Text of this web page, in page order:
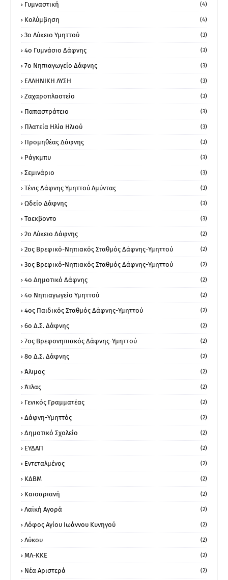
Γυμναστική (4)
Κολύμβηση (4)
3ο Λύκειο Υμηττού (3)
4ο Γυμνάσιο Δάφνης (3)
7ο Νηπιαγωγείο Δάφνης (3)
ΕΛΛΗΝΙΚΗ ΛΥΣΗ (3)
Ζαχαροπλαστείο (3)
Παπαστράτειο (3)
Πλατεία Ηλία Ηλιού (3)
Προμηθέας Δάφνης (3)
Ράγκμπυ (3)
Σεμινάριο (3)
Τένις Δάφνης Υμηττού Αμύντας (3)
Ωδείο Δάφνης (3)
Ταεκβοντο (3)
2ο Λύκειο Δάφνης (2)
2ος Βρεφικό-Νηπιακός Σταθμός Δάφνης-Υμηττού (2)
3ος Βρεφικό-Νηπιακός Σταθμός Δάφνης-Υμηττού (2)
4ο Δημοτικό Δάφνης (2)
4ο Νηπιαγωγείο Υμηττού (2)
4ος Παιδικός Σταθμός Δάφνης-Υμηττού (2)
6ο Δ.Σ. Δάφνης (2)
7ος Βρεφονηπιακός Δάφνης-Υμηττού (2)
8ο Δ.Σ. Δάφνης (2)
Άλιμος (2)
Άτλας (2)
Γενικός Γραμματέας (2)
Δάφνη-Υμηττός (2)
Δημοτικό Σχολείο (2)
ΕΥΔΑΠ (2)
Εντεταλμένος (2)
ΚΔΒΜ (2)
Καισαριανή (2)
Λαϊκή Αγορά (2)
Λόφος Αγίου Ιωάννου Κυνηγού (2)
Λύκου (2)
ΜΛ-ΚΚΕ (2)
Νέα Αριστερά (2)